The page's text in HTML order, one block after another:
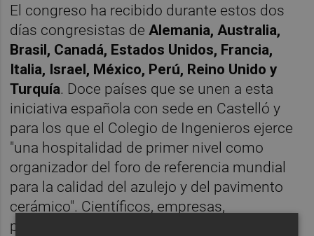
El congreso ha recibido durante estos dos
días congresistas de Alemania, Australia,
Brasil, Canadá, Estados Unidos, Francia,
Italia, Israel, México, Perú, Reino Unido y
Turquía. Doce países que se unen a esta
iniciativa española con sede en Castelló y
para los que el Colegio de Ingenieros ejerce
"una hospitalidad de primer nivel como
organizador del foro de referencia mundial
para la calidad del azulejo y del pavimento
cerámico". Científicos, empresas,
patrocinadores y autoridades ha formado